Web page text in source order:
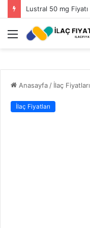
Lustral 50 mg Fiyatı
Menü
Anasayfa/ İlaç Fiyatları
İlaç Fiyatları